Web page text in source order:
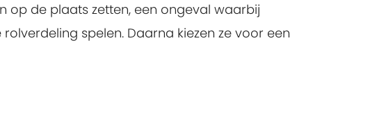
op de plaats zetten, een ongeval waarbij
spelen. Daarna kiezen ze voor een